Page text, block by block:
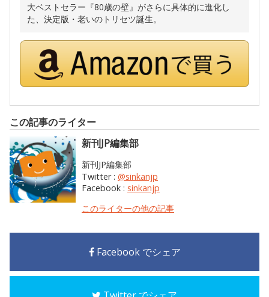
大ベストセラー『80歳の壁』がさらに具体的に進化し
た、決定版・老いのトリセツ誕生。
この記事のライター
新刊JP編集部
新刊JP編集部
Twitter : @sinkanjp
Facebook : sinkanjp
このライターの他の記事
Facebook でシェア